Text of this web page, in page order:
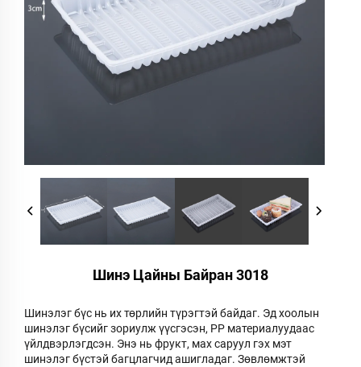
Шинэ Цайны Байран 3018
Шинэлэг бүс нь их төрлийн түрэгтэй байдаг. Эд хоолын
шинэлэг бүсийг зориулж үүсгэсэн, PP материалуудаас
үйлдвэрлэгдсэн. Энэ нь фрукт, мах саруул гэх мэт
шинэлэг бүстэй багцлагчид ашигладаг. Зөвлөмжтэй